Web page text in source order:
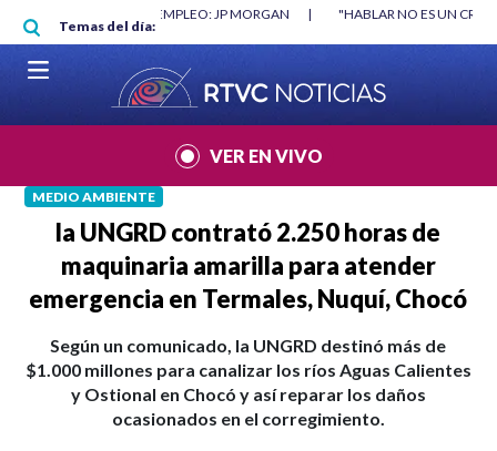
Pasar al contenido principal
Temas del día:
MÍNIMO NO DESTRUYÓ EMPLEO: JP MORGAN |
"HABLAR NO ES UN
MUNDIAL 2026
|
VER EN VIVO
MEDIO AMBIENTE
la UNGRD contrató 2.250 horas de
maquinaria amarilla para atender
emergencia en Termales, Nuquí, Chocó
Según un comunicado, la UNGRD destinó más de
$1.000 millones para canalizar los ríos Aguas Calientes
y Ostional en Chocó y así reparar los daños
ocasionados en el corregimiento.